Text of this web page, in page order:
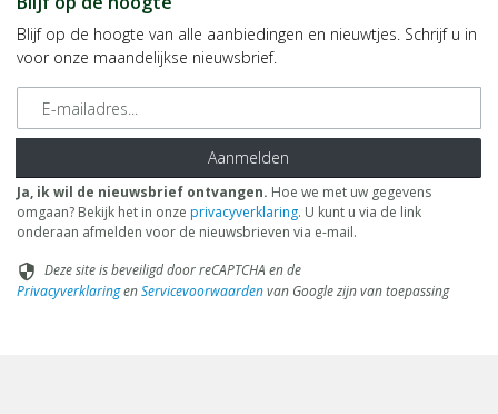
Blijf op de hoogte van alle aanbiedingen en nieuwtjes. Schrijf u in
voor onze maandelijkse nieuwsbrief.
E-mailadres
Aanmelden
Ja, ik wil de nieuwsbrief ontvangen. Hoe we met uw gegevens
omgaan? Bekijk het in onze privacyverklaring. U kunt u via de link
onderaan afmelden voor de nieuwsbrieven via e-mail.
security Deze site is beveiligd door reCAPTCHA en de
PrivacyverklaringenServicevoorwaardenvan Google zijn van toepassing